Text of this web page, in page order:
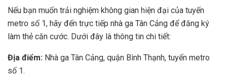
Nếu bạn muốn trải nghiệm không gian hiện đại của tuyến
metro số 1, hãy đến trực tiếp nhà ga Tân Cảng để đăng ký
làm thẻ căn cước. Dưới đây là thông tin chi tiết:
Địa điểm: Nhà ga Tân Cảng, quận Bình Thạnh, tuyến metro
số 1.